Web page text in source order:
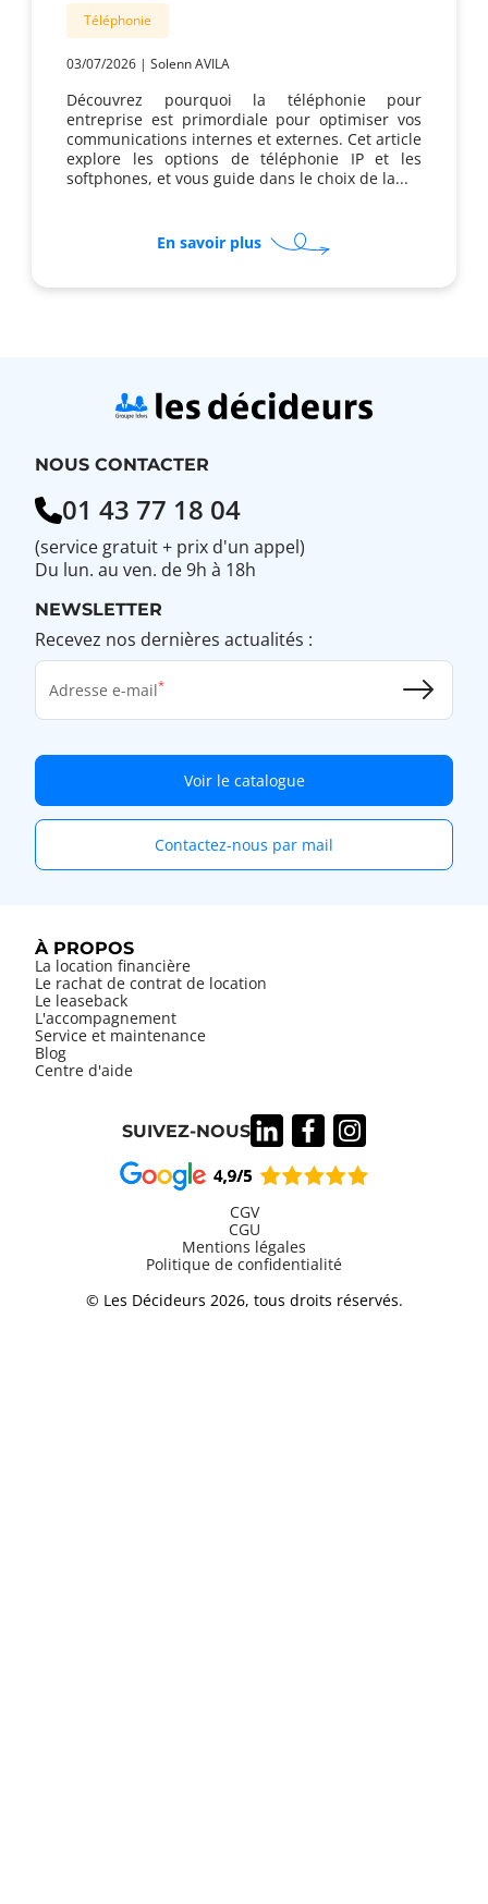
Téléphonie
03/07/2026 | Solenn AVILA
Découvrez pourquoi la téléphonie pour
entreprise est primordiale pour optimiser vos
communications internes et externes. Cet article
explore les options de téléphonie IP et les
softphones, et vous guide dans le choix de la...
En savoir plussur
Softphone
pour
votre
NOUS CONTACTER
01 43 77 18 04
(service gratuit + prix d'un appel)
Du lun. au ven. de 9h à 18h
NEWSLETTER
Recevez nos dernières actualités :
Adresse e-mail
Voir le catalogue
Contactez-nous par mail
À PROPOS
La location financière
Le rachat de contrat de location
Le leaseback
L'accompagnement
Service et maintenance
Blog
Centre d'aide
SUIVEZ-NOUS
Information
CGV
CGU
Mentions légales
Politique de confidentialité
© Les Décideurs 2026, tous droits réservés.